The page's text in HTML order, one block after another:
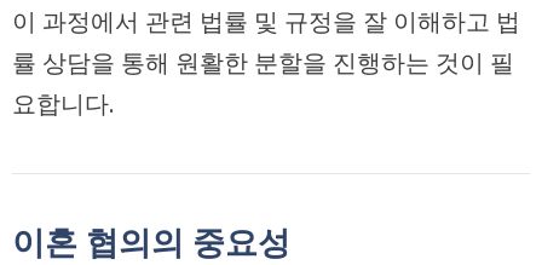
이 과정에서 관련 법률 및 규정을 잘 이해하고 법
률 상담을 통해 원활한 분할을 진행하는 것이 필
요합니다.
이혼 협의의 중요성